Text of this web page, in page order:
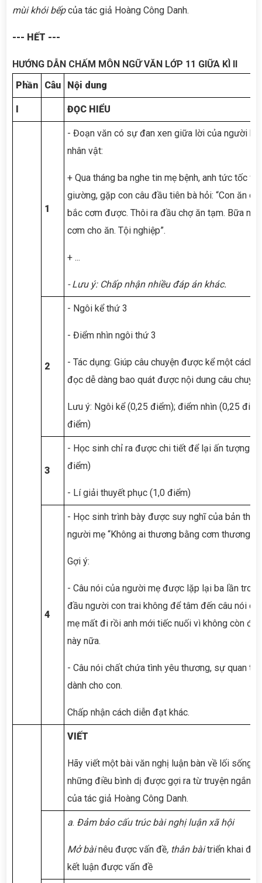
mùi khói bếpcủa tác giả Hoàng Công Danh.
--- HẾT ---
HƯỚNG DẪN CHẤM MÔN NGỮ VĂN LỚP 11 GIỮA KÌ II
Phần
Câu Nội dung
I ĐỌC HIỂU
1
- Đoạn văn có sự đan xen giữa lời của người kể
nhân vật:
+ Qua tháng ba nghe tin mẹ bệnh, anh tức tốc về
giường, gặp con câu đầu tiên bà hỏi: “Con ăn
bắc cơm được. Thôi ra đầu chợ ăn tạm. Bữa
cơm cho ăn. Tội nghiệp”.
+ ...
- Lưu ý: Chấp nhận nhiều đáp án khác.
2
- Ngôi kể thứ 3
- Điểm nhìn ngôi thứ 3
- Tác dụng: Giúp câu chuyện được kể một cách
đọc dễ dàng bao quát được nội dung câu
Lưu ý: Ngôi kể (0,25 điểm); điểm nhìn (0,25
điểm)
3
- Học sinh chỉ ra được chi tiết để lại ấn tượng
điểm)
- Lí giải thuyết phục (1,0 điểm)
4
- Học sinh trình bày được suy nghĩ của bản thân
người mẹ “Không ai thương bằng cơm thương”.
Gợi ý:
- Câu nói của người mẹ được lặp lại ba lần
đầu người con trai không để tâm đến câu nói
mẹ mất đi rồi anh mới tiếc nuối vì không còn
này nữa.
- Câu nói chất chứa tình yêu thương, sự quan
dành cho con.
Chấp nhận cách diễn đạt khác.
VIẾT
Hãy viết một bài văn nghị luận bàn về lối sống
những điều bình dị được gợi ra từ truyện ngắn
của tác giả Hoàng Công Danh.
a. Đảm bảo cấu trúc bài nghị luận xã hội
Mở bàinêu được vấn đề, thân bàitriển khai
kết luận được vấn đề